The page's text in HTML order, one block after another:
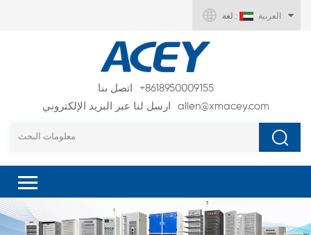
لغة : العربية
اتصل بنا
+8618950009155
ارسل لنا عبر البريد الإلكتروني
allen@xmacey.com